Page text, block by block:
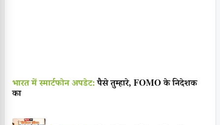
भारत में स्मार्टफोन अपडेट:पैसे तुम्हारे, FOMO के निदेशक
का